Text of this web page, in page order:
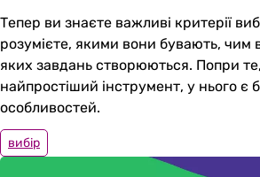
Тепер ви знаєте важливі критерії
розумієте, якими вони бувають, чим
яких завдань створюються. Попри
найпростіший інструмент, у нього є
особливостей.
вибір